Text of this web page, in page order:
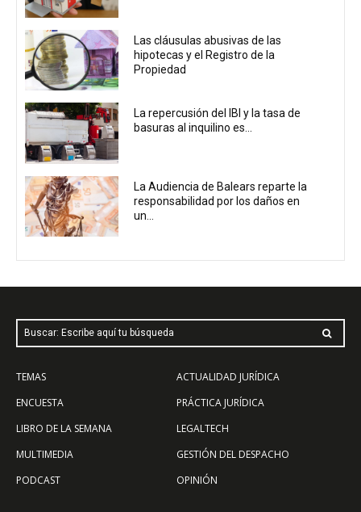
Las cláusulas abusivas de las
hipotecas y el Registro de la
Propiedad
La repercusión del IBI y la tasa de
basuras al inquilino es...
La Audiencia de Balears reparte la
responsabilidad por los daños en
un...
Buscar: Escribe aquí tu búsqueda
TEMAS
ENCUESTA
LIBRO DE LA SEMANA
MULTIMEDIA
PODCAST
ACTUALIDAD JURÍDICA
PRÁCTICA JURÍDICA
LEGALTECH
GESTIÓN DEL DESPACHO
OPINIÓN